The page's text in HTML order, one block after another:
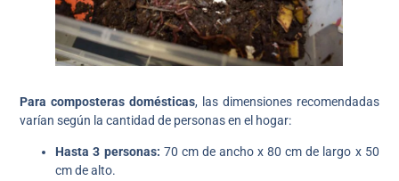
Para composteras domésticas, las dimensiones recomendadas
varían según la cantidad de personas en el hogar:
Hasta 3 personas: 70 cm de ancho x 80 cm de largo x 50
cm de alto.